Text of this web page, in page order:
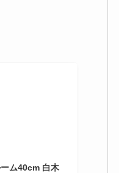
ム40cm 白木